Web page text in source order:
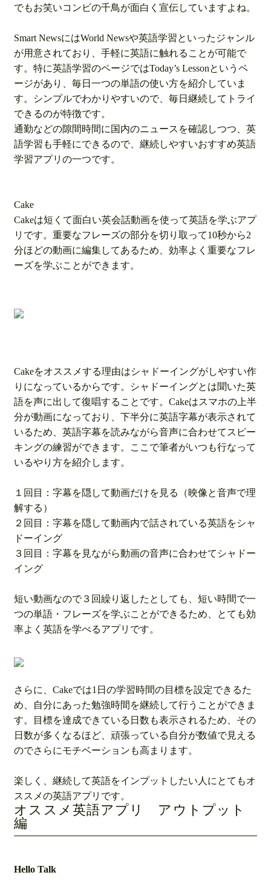
でもお笑いコンビの千鳥が面白く宣伝していますよね。
Smart NewsにはWorld Newsや英語学習といったジャンル
が用意されており、手軽に英語に触れることが可能で
す。特に英語学習のページではToday’s Lessonというペ
ージがあり、毎日一つの単語の使い方を紹介していま
す。シンプルでわかりやすいので、毎日継続してトライ
できるのが特徴です。
通勤などの隙間時間に国内のニュースを確認しつつ、英
語学習も手軽にできるので、継続しやすいおすすめ英語
学習アプリの一つです。
Cake
Cakeは短くて面白い英会話動画を使って英語を学ぶアプ
リです。重要なフレーズの部分を切り取って10秒から2
分ほどの動画に編集してあるため、効率よく重要なフレ
ーズを学ぶことができます。
Cakeをオススメする理由はシャドーイングがしやすい作
りになっているからです。シャドーイングとは聞いた英
語を声に出して復唱することです。Cakeはスマホの上半
分が動画になっており、下半分に英語字幕が表示されて
いるため、英語字幕を読みながら音声に合わせてスピー
キングの練習ができます。ここで筆者がいつも行なって
いるやり方を紹介します。
１回目：字幕を隠して動画だけを見る（映像と音声で理
解する）
２回目：字幕を隠して動画内で話されている英語をシャ
ドーイング
３回目：字幕を見ながら動画の音声に合わせてシャドー
イング
短い動画なので３回繰り返したとしても、短い時間で一
つの単語・フレーズを学ぶことができるため、とても効
率よく英語を学べるアプリです。
さらに、Cakeでは1日の学習時間の目標を設定できるた
め、自分にあった勉強時間を継続して行うことができま
す。目標を達成できている日数も表示されるため、その
日数が多くなるほど、頑張っている自分が数値で見える
のでさらにモチベーションも高まります。
楽しく、継続して英語をインプットしたい人にとてもオ
ススメの英語アプリです。
オススメ英語アプリ アウトプット
編
Hello Talk